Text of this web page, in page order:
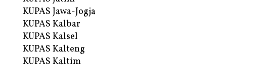
KUPAS Jawa-Jogja
KUPAS Kalbar
KUPAS Kalsel
KUPAS Kalteng
KUPAS Kaltim